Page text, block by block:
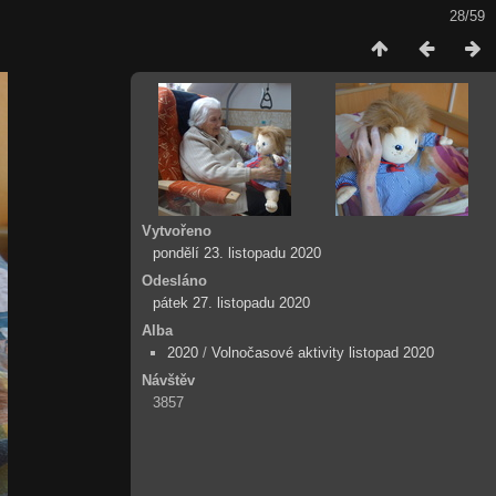
28/59
Vytvořeno
pondělí 23. listopadu 2020
Odesláno
pátek 27. listopadu 2020
Alba
2020 / Volnočasové aktivity listopad 2020
Návštěv
3857